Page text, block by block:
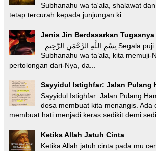
Subhanahu wa ta'ala, shalawat
tetap tercurah kepada junjungan ki...
Jenis Jin Berdasarkan Tugasnya
Subhanahu wa ta’ala, kita memuji-
pertolongan dari-Nya, da...
Sayyidul Istighfar: Jalan Pulang
Sayyidul Istighfar: Jalan Pulang
dosa membuat kita menangis. Ada
membuat hati menjadi keras sedikit demi
Ketika Allah Jatuh Cinta
Ketika Allah jatuh cinta pada mu